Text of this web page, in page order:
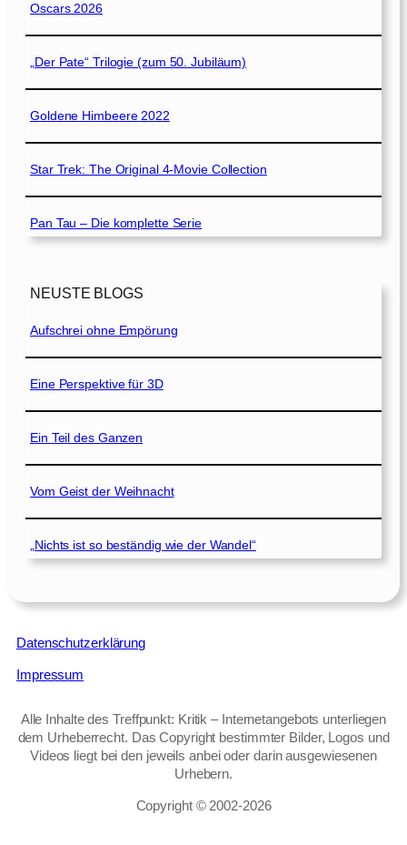
Oscars 2026
„Der Pate“ Trilogie (zum 50. Jubiläum)
Goldene Himbeere 2022
Star Trek: The Original 4-Movie Collection
Pan Tau – Die komplette Serie
NEUSTE BLOGS
Aufschrei ohne Empörung
Eine Perspektive für 3D
Ein Teil des Ganzen
Vom Geist der Weihnacht
„Nichts ist so beständig wie der Wandel“
Datenschutzerklärung
Impressum
Alle Inhalte des Treffpunkt: Kritik – Internetangebots unterliegen
dem Urheberrecht. Das Copyright bestimmter Bilder, Logos und
Videos liegt bei den jeweils anbei oder darin ausgewiesenen
Urhebern.
Copyright © 2002‑2026